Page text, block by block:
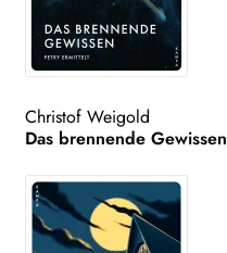
Christof Weigold
Das brennende Gewissen